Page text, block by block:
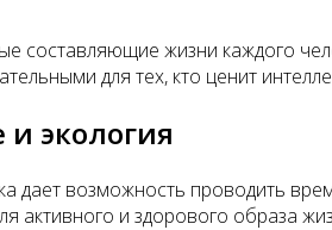
составляющие жизни каждого
для тех, кто ценит
экология
дает возможность проводить
активного и здорового образа